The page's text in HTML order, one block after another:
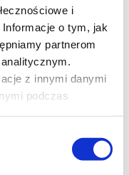
i
o tym, jak
partnerom
z innymi danymi
podczas